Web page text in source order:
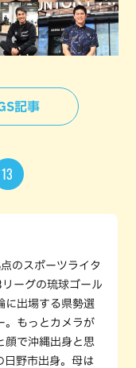
記事
13
のスポーツライタ
ーグの琉球ゴール
に出場する県勢選
。もっとカメラが
顔で沖縄出身と思
日野市出身。母は